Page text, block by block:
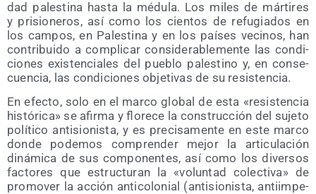
dad pales­ti­na has­ta la médu­la. Los miles de már­ti­res
y pri­sio­ne­ros, así como los cien­tos de refu­gia­dos en
los cam­pos, en Pales­ti­na y en los paí­ses veci­nos, han
con­tri­bui­do a com­pli­car con­si­de­ra­ble­men­te las con­di­
cio­nes exis­ten­cia­les del pue­blo pales­tino y, en con­se­
cuen­cia, las con­di­cio­nes obje­ti­vas de su resistencia.
En efec­to, solo en el mar­co glo­bal de esta «resis­ten­cia
his­tó­ri­ca» se afir­ma y flo­re­ce la cons­truc­ción del suje­to
polí­ti­co anti­sio­nis­ta, y es pre­ci­sa­men­te en este mar­co
don­de pode­mos com­pren­der mejor la arti­cu­la­ción
diná­mi­ca de sus com­po­nen­tes, así como los diver­sos
fac­to­res que estruc­tu­ran la «volun­tad colec­ti­va» de
pro­mo­ver la acción anti­co­lo­nial (anti­sio­nis­ta, anti­im­pe­